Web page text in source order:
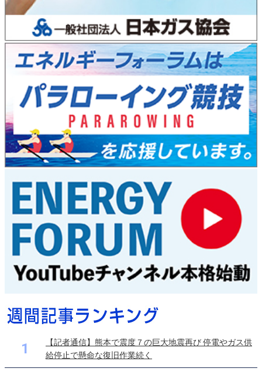
1
【記者通信】熊本で震度７の巨大地震再び 停電やガス供
給停止で懸命な復旧作業続く